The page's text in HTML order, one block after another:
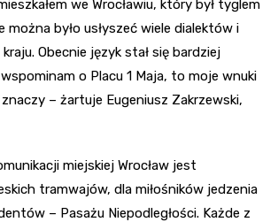
we Wrocławiu, który był tyglem
można było usłyszeć wiele dialektów i
Obecnie język stał się bardziej
o Placu 1 Maja, to moje wnuki
– żartuje Eugeniusz Zakrzewski,
miejskiej Wrocław jest
tramwajów, dla miłośników jedzenia
– Pasażu Niepodległości. Każde z